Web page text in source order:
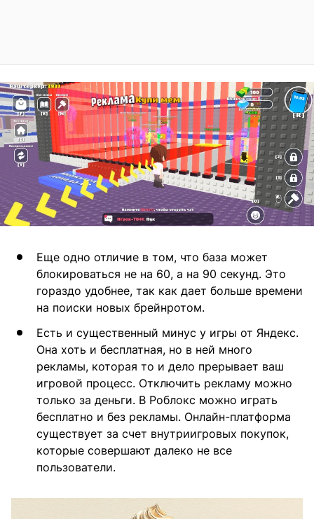
Еще одно отличие в том, что база может
блокироваться не на 60, а на 90 секунд. Это
гораздо удобнее, так как дает больше времени
на поиски новых брейнротом.
Есть и существенный минус у игры от Яндекс.
Она хоть и бесплатная, но в ней много
рекламы, которая то и дело прерывает ваш
игровой процесс. Отключить рекламу можно
только за деньги. В Роблокс можно играть
бесплатно и без рекламы. Онлайн-платформа
существует за счет внутриигровых покупок,
которые совершают далеко не все
пользователи.